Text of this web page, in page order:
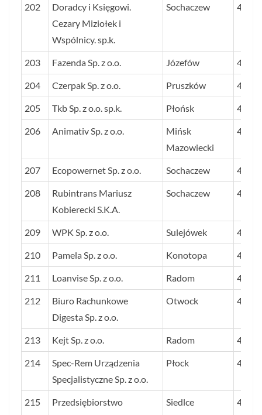
202
Doradcy i Księgowi.
Cezary Miziołek i
Wspólnicy. sp.k.
Sochaczew 44
203 Fazenda Sp. z o.o. Józefów 44
204 Czerpak Sp. z o.o. Pruszków 43
205 Tkb Sp. z o.o. sp.k. Płońsk 43
206 Animativ Sp. z o.o.
Mińsk
Mazowiecki
43
207 Ecopowernet Sp. z o.o. Sochaczew 43
208
Rubintrans Mariusz
Kobierecki S.K.A.
Sochaczew 43
209 WPK Sp. z o.o. Sulejówek 43
210 Pamela Sp. z o.o. Konotopa 43
211 Loanvise Sp. z o.o. Radom 43
212
Biuro Rachunkowe
Digesta Sp. z o.o.
Otwock 43
213 Kejt Sp. z o.o. Radom 43
214
Spec-Rem Urządzenia
Specjalistyczne Sp. z o.o.
Płock 43
215
Przedsiębiorstwo
Siedlce 43